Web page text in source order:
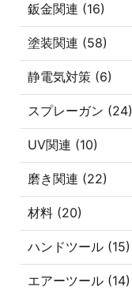
鈑金関連 (16)
塗装関連 (58)
静電気対策 (6)
スプレーガン (24)
UV関連 (10)
磨き関連 (22)
材料 (20)
ハンドツール (15)
エアーツール (14)